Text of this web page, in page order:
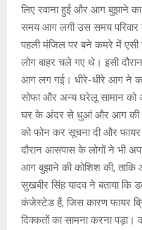
लिए रवाना हुई और आग बुझाने
समय आग लगी उस समय
पहली मंजिल पर बने कमरे में एसी
लोग बाहर चले गए थे। इसी
आग लग गई। धीरे-धीरे आग ने
सोफा और अन्य घरेलू सामान को
घर के अंदर से धुआं और आग की
को फोन कर सूचना दी और फायर
दौरान आसपास के लोगों ने भी
आग बुझाने की कोशिश की,
सुखबीर सिंह यादव ने बताया कि
कंजेस्टेड हैं, जिस कारण फायर
दिक्कतों का सामना करना पड़ा।